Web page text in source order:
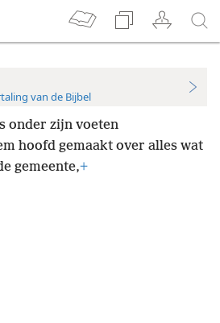
van de Bijbel
onder zijn voeten
hoofd gemaakt over alles wat
gemeente,+